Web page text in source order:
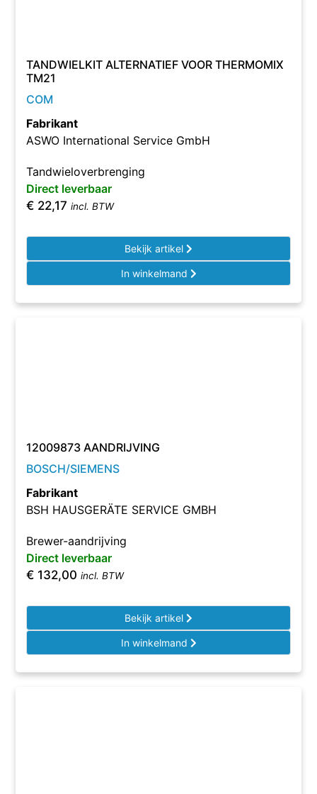
TANDWIELKIT ALTERNATIEF VOOR THERMOMIX
TM21
COM
Fabrikant
ASWO International Service GmbH
Tandwieloverbrenging
Direct leverbaar
€ 22,17 incl. BTW
Bekijk artikel
In winkelmand
12009873 AANDRIJVING
BOSCH/SIEMENS
Fabrikant
BSH HAUSGERÄTE SERVICE GMBH
Brewer-aandrijving
Direct leverbaar
€ 132,00 incl. BTW
Bekijk artikel
In winkelmand